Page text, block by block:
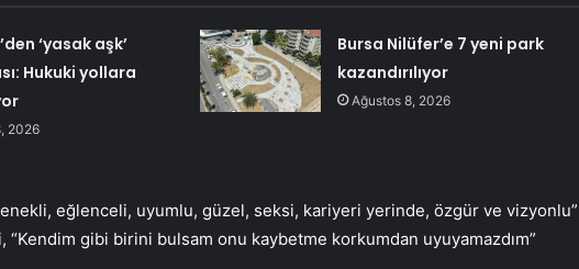
‘yasak aşk’
Hukuki yollara
2026
Bursa Nilüfer’e 7 yeni park
kazandırılıyor
Ağustos 8, 2026
eğlenceli, uyumlu, güzel, seksi, kariyeri yerinde, özgür ve vizyonlu”
“Kendim gibi birini bulsam onu kaybetme korkumdan uyuyamazdım”